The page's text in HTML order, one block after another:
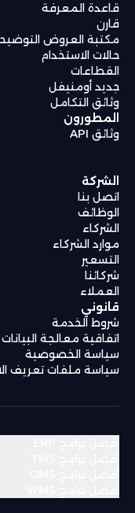
قاعدة المعرفة
قارن
مكتبة العروض
حالات الاستخدام
القطاعات
جديد أومنيفل
وثائق التكامل
المطورون
وثائق API
الشركة
اتصل بنا
الوظائف
الشركاء
موارد الشركاء
التسعير
شركائنا
العملاء
قانوني
شروط الخدمة
اتفاقية معالجة البيانات
سياسة الخصوصية
سياسة ملفات تعريف
منطقة الشرق